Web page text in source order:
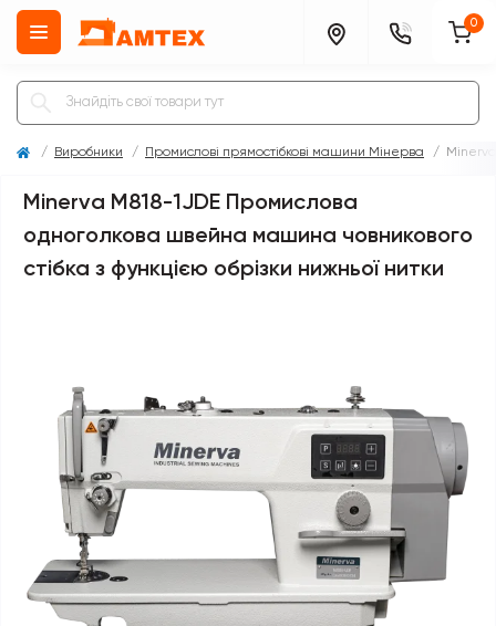
0
Виробники Промислові прямостібкові машини Мінерва
Minerva M818-1JDE Промислова
одноголкова швейна машина човникового
стібка з функцією обрізки нижньої нитки